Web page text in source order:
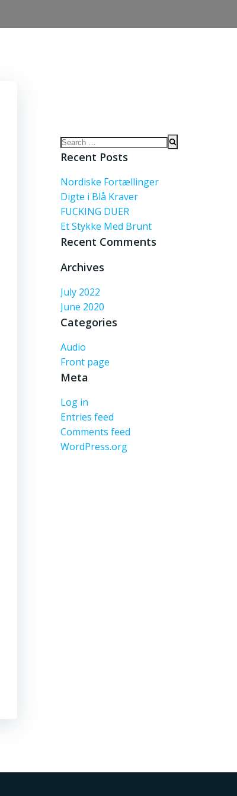
Search
for:
Recent Posts
Nordiske Fortællinger
Digte i Blå Kraver
FUCKING DUER
Et Stykke Med Brunt
Recent Comments
Archives
July 2022
June 2020
Categories
Audio
Front page
Meta
Log in
Entries feed
Comments feed
WordPress.org